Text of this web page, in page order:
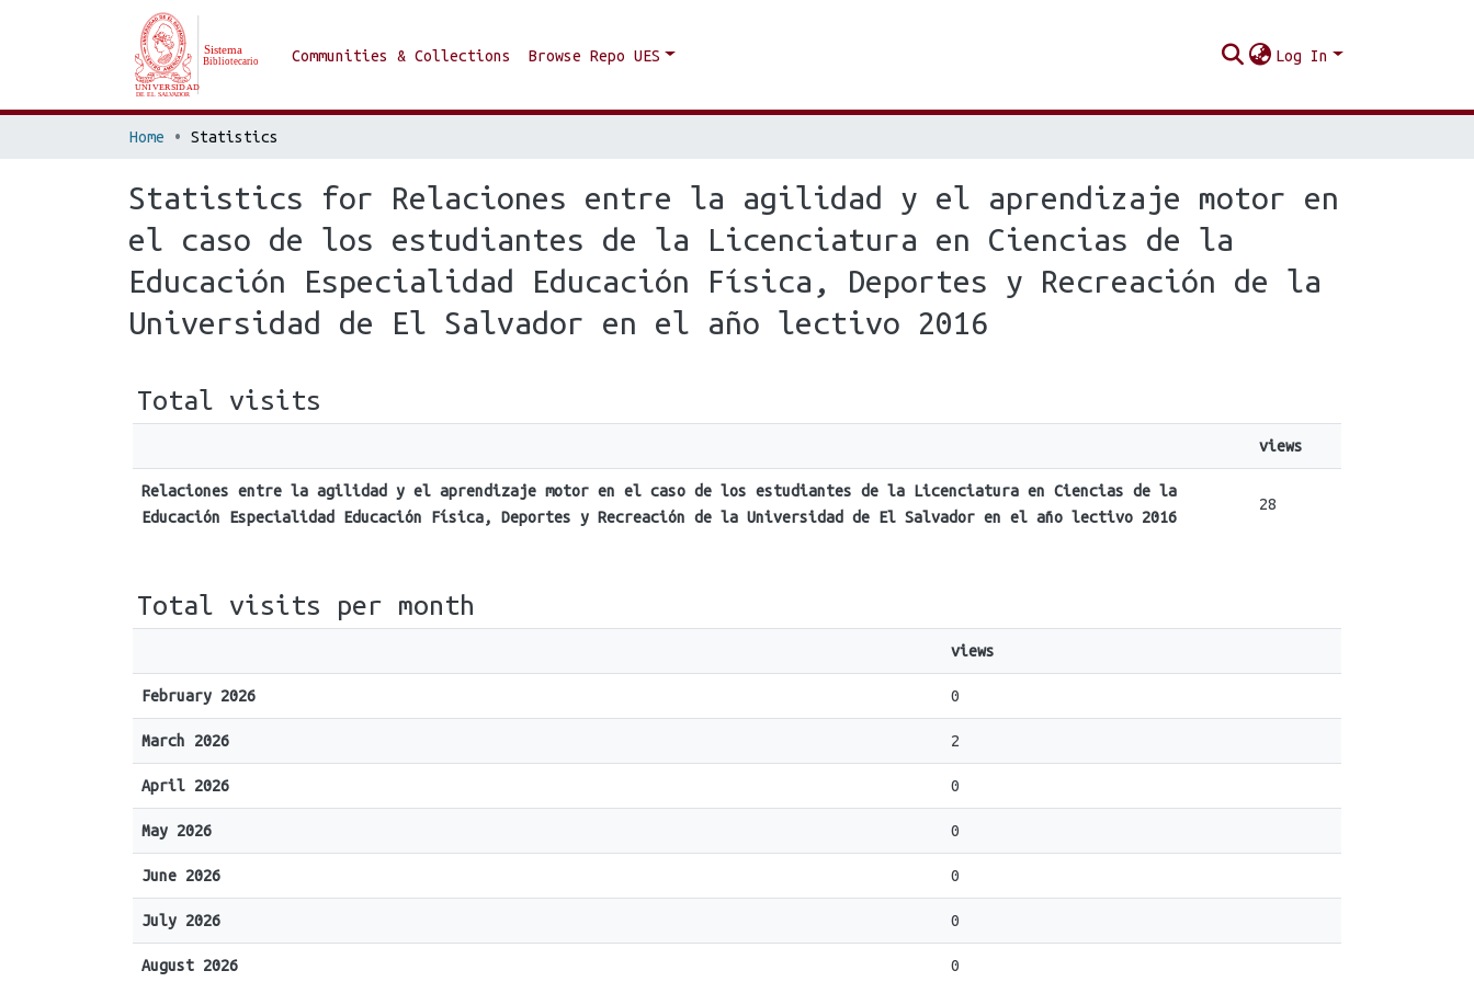
Communities & Collections Browse Repo UES Log In
Home Statistics
Statistics for Relaciones entre la agilidad y el aprendizaje motor en
el caso de los estudiantes de la Licenciatura en Ciencias de la
Educación Especialidad Educación Física, Deportes y Recreación de la
Universidad de El Salvador en el año lectivo 2016
Total visits
views
Relaciones entre la agilidad y el aprendizaje motor en el caso de los estudiantes de la Licenciatura en Ciencias de la
Educación Especialidad Educación Física, Deportes y Recreación de la Universidad de El Salvador en el año lectivo 2016
28
Total visits per month
views
February 2026 0
March 2026 2
April 2026 0
May 2026 0
June 2026 0
July 2026 0
August 2026 0